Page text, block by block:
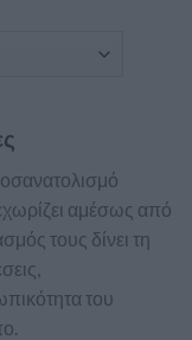
αμέσως από
τους δίνει τη
του